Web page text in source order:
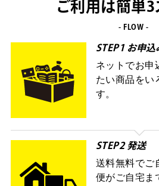
ご利用は簡単3
- FLOW -
STEP1 お申込
ネットでお申
たい商品をい
す。
STEP2 発送
送料無料でご
便がご自宅ま